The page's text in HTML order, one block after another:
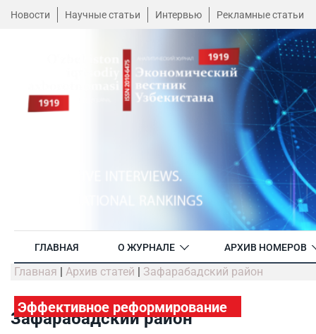
Новости Научные статьи Интервью Рекламные статьи
ГЛАВНАЯ О ЖУРНАЛЕ АРХИВ НОМЕРОВ
Главная | Архив статей | Зафарабадский район
Эффективное реформирование
Зафарабадский район